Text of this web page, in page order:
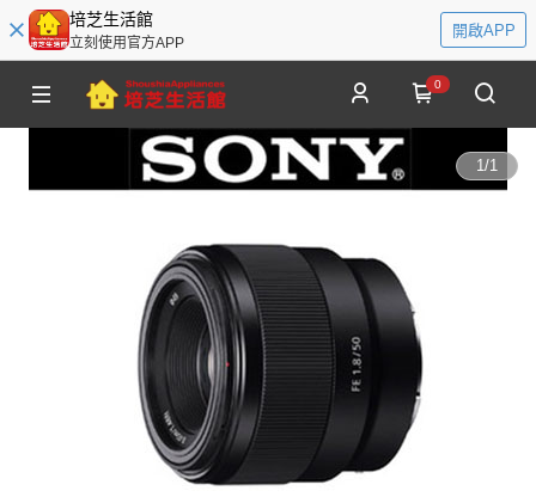
培芝生活館
立刻使用官方APP
開啟APP
0
1/1